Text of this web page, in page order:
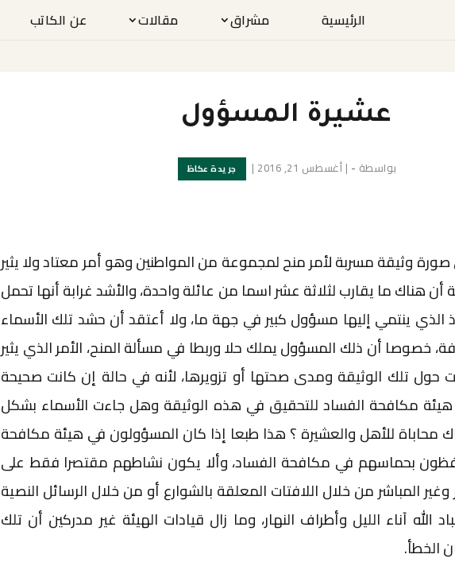
الرئيسية مشراق مقالات عن الكاتب
عشيرة المسؤول
بواسطة -
| أغسطس 21, 2016 | جريدة عكاظ
صورة وثيقة مسربة لأمر منح لمجموعة من المواطنين وهو أمر معتاد ولا يثير
أن هناك ما يقارب لثلاثة عشر اسما من عائلة واحدة، والأشد غرابة أنها تحمل
الذي ينتمي إليها مسؤول كبير في جهة ما، ولا أعتقد أن حشد تلك الأسماء
خصوصا أن ذلك المسؤول يملك حلا وربطا في مسألة المنح، الأمر الذي يثير
حول تلك الوثيقة ومدى صحتها أو تزويرها، لأنه في حالة إن كانت صحيحة
هيئة مكافحة الفساد للتحقيق في هذه الوثيقة وهل جاءت الأسماء بشكل
محاباة للأهل والعشيرة ؟ هذا طبعا إذا كان المسؤولون في هيئة مكافحة
بحماسهم في مكافحة الفساد، وألا يكون نشاطهم مقتصرا فقط على
المباشر من خلال اللافتات المعلقة بالشوارع أو من خلال الرسائل النصية
الله آناء الليل وأطراف النهار، وما زال قيادات الهيئة غير مدركين أن تلك
الخطأ.